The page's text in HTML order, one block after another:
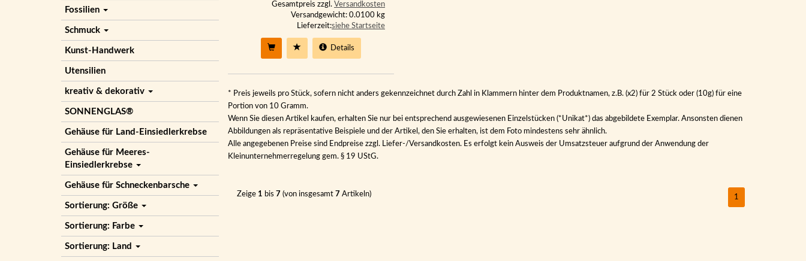
Fossilien
Schmuck
Kunst-Handwerk
Utensilien
kreativ & dekorativ
SONNENGLAS®
Gehäuse für Land-Einsiedlerkrebse
Gehäuse für Meeres-
Einsiedlerkrebse
Gehäuse für Schneckenbarsche
Sortierung: Größe
Sortierung: Farbe
Sortierung: Land
Gesamtpreis zzgl. Versandkosten
Versandgewicht: 0.0100 kg
Lieferzeit:siehe Startseite
Details
* Preis jeweils pro Stück, sofern nicht anders gekennzeichnet durch Zahl in Klammern hinter dem Produktnamen, z.B. (x2) für 2 Stück oder (10g) für eine
Portion von 10 Gramm.
Wenn Sie diesen Artikel kaufen, erhalten Sie nur bei entsprechend ausgewiesenen Einzelstücken (*Unikat*) das abgebildete Exemplar. Ansonsten dienen
Abbildungen als repräsentative Beispiele und der Artikel, den Sie erhalten, ist dem Foto mindestens sehr ähnlich.
Alle angegebenen Preise sind Endpreise zzgl. Liefer-/Versandkosten. Es erfolgt kein Ausweis der Umsatzsteuer aufgrund der Anwendung der
Kleinunternehmerregelung gem. § 19 UStG.
Zeige 1 bis 7 (von insgesamt 7 Artikeln) 1